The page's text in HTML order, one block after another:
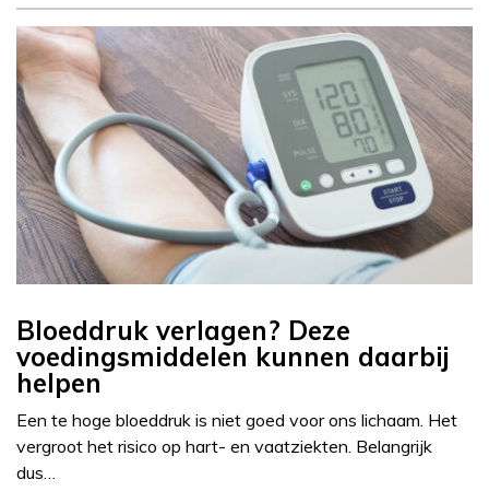
Bloeddruk verlagen? Deze
voedingsmiddelen kunnen daarbij
helpen
Een te hoge bloeddruk is niet goed voor ons lichaam. Het
vergroot het risico op hart- en vaatziekten. Belangrijk
dus…